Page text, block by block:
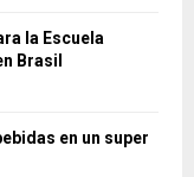
la Escuela
Brasil
en un super